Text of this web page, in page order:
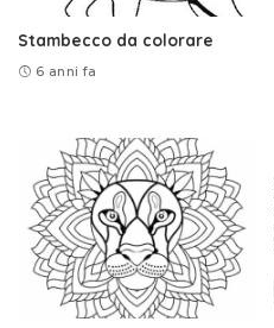
Stambecco da colorare
6 anni fa